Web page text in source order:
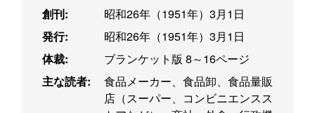
創刊:
昭和26年（1951年）3月1日
発行:
昭和26年（1951年）3月1日
体裁:
ブランケット版 8～16ページ
主な読者:
食品メーカー、食品卸、食品量販
店（スーパー、コンビニエンスス